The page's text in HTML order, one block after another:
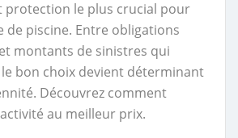
protection le plus crucial pour
piscine. Entre obligations
montants de sinistres qui
bon choix devient déterminant
Découvrez comment
au meilleur prix.